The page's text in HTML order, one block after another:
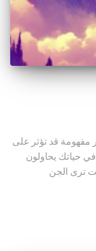
مفهومة قد تؤثر على
حياتك يحاولون
ترى الجن